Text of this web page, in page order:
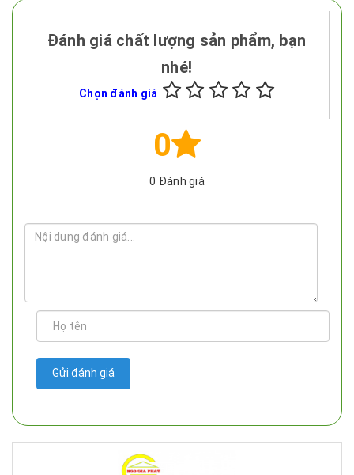
Đánh giá chất lượng sản phẩm, bạn
nhé!
Chọn đánh giá
0
0 Đánh giá
Gửi đánh giá